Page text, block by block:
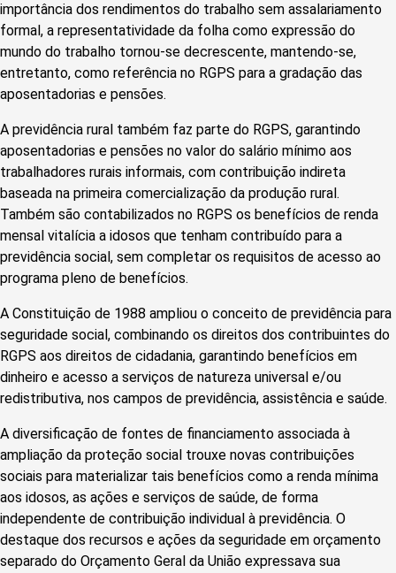
importância dos rendimentos do trabalho sem assalariamento
formal, a representatividade da folha como expressão do
mundo do trabalho tornou-se decrescente, mantendo-se,
entretanto, como referência no RGPS para a gradação das
aposentadorias e pensões.
A previdência rural também faz parte do RGPS, garantindo
aposentadorias e pensões no valor do salário mínimo aos
trabalhadores rurais informais, com contribuição indireta
baseada na primeira comercialização da produção rural.
Também são contabilizados no RGPS os benefícios de renda
mensal vitalícia a idosos que tenham contribuído para a
previdência social, sem completar os requisitos de acesso ao
programa pleno de benefícios.
A Constituição de 1988 ampliou o conceito de previdência para
seguridade social, combinando os direitos dos contribuintes do
RGPS aos direitos de cidadania, garantindo benefícios em
dinheiro e acesso a serviços de natureza universal e/ou
redistributiva, nos campos de previdência, assistência e saúde.
A diversificação de fontes de financiamento associada à
ampliação da proteção social trouxe novas contribuições
sociais para materializar tais benefícios como a renda mínima
aos idosos, as ações e serviços de saúde, de forma
independente de contribuição individual à previdência. O
destaque dos recursos e ações da seguridade em orçamento
separado do Orçamento Geral da União expressava sua